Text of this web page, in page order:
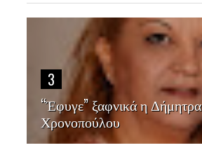
3
“Έφυγε” ξαφνικά η Δήμητρα
Χρονοπούλου